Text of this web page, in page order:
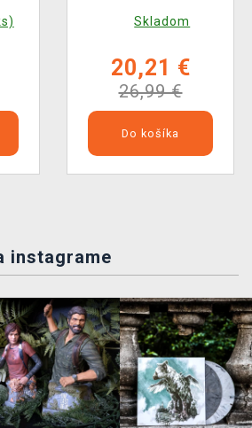
Arc (Sega)
Skladom
20,21 €
26,99 €
Do košíka
instagrame